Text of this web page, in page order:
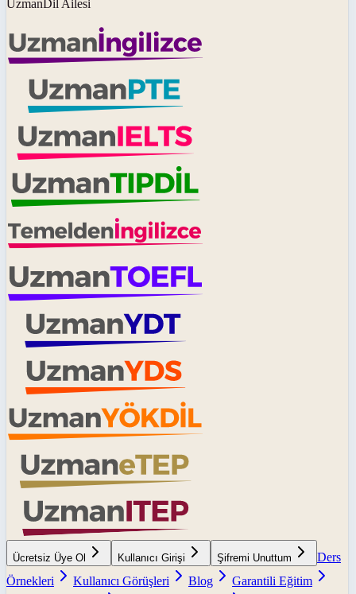
UzmanDil Ailesi
Ücretsiz Üye Ol Kullanıcı Girişi Şifremi Unuttum
Ders
Örnekleri
Kullanıcı Görüşleri Blog
Garantili Eğitim